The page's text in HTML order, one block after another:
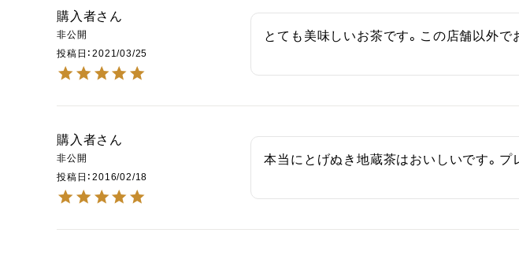
購入者
非公開
投稿日
2021/03/25
とても美味しいお茶です。この店舗以外で
購入者
非公開
投稿日
2016/02/18
本当にとげぬき地蔵茶はおいしいです。プ